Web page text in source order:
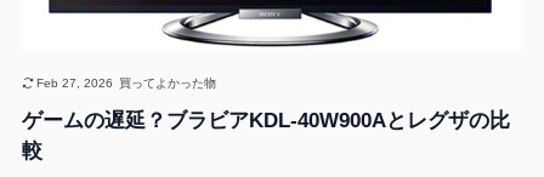
ゲームの遅延？ブラビアKDL-40W900Aとレグザの比
較
Feb 27, 2026 買ってよかった物